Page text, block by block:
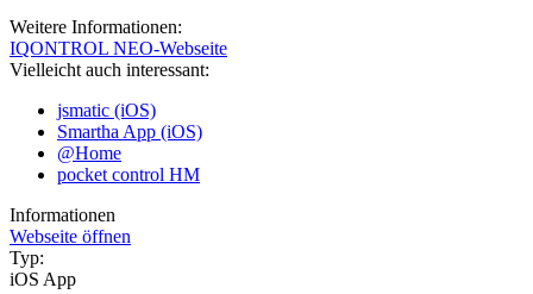
Weitere Informationen:
IQONTROL NEO-Webseite
Vielleicht auch interessant:
jsmatic (iOS)
Smartha App (iOS)
@Home
pocket control HM
Informationen
Webseite öffnen
Typ:
iOS App